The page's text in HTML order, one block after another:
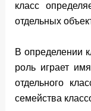
класс
отдельных
В определении
роль играет
отдельного
семейства